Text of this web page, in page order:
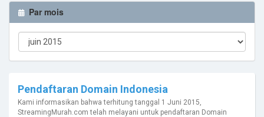
État du réseau
Par mois
Pendaftaran Domain Indonesia
Kami informasikan bahwa terhitung tanggal 1 Juni 2015,
StreamingMurah.com telah melayani untuk pendaftaran Domain